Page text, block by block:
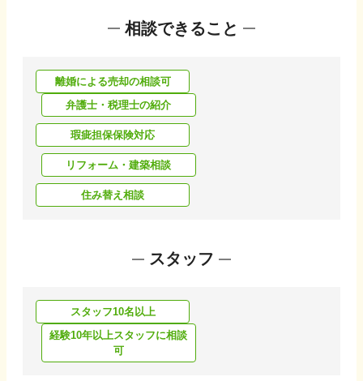
相談できること
離婚による売却の相談可
弁護士・税理士の紹介
瑕疵担保保険対応
リフォーム・建築相談
住み替え相談
スタッフ
スタッフ10名以上
経験10年以上スタッフに相談
可